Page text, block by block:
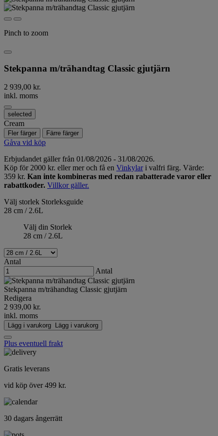
Pinch to zoom
Stekpanna m/trähandtag Classic gjutjärn
2 939,00 kr.
inkl. moms
selected
Cream
Fler färger Färre färger
Gåva vid köp
Erbjudandet gäller från 01/08/2026 - 31/08/2026.
Köp för 2000 kr. eller mer och få en Vinkylari valfri färg. Värde:
359 kr. Kan inte kombineras med redan rabatterade varor eller
rabattkoder. Villkor gäller.
Välj storlek Storleksguide
28 cm / 2.6L
Välj din Storlek
28 cm / 2.6L
Antal
Antal
Stekpanna m/trähandtag Classic gjutjärn
Redigera
2 939,00 kr.
inkl. moms
Lägg i varukorg Lägg i varukorg
Plus eventuell frakt
Gratis leverans
vid köp över 499 kr.
30 dagars ångerrätt